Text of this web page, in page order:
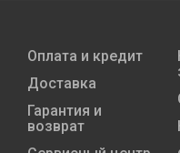
Оплата и кредит
Доставка
Гарантия и
возврат